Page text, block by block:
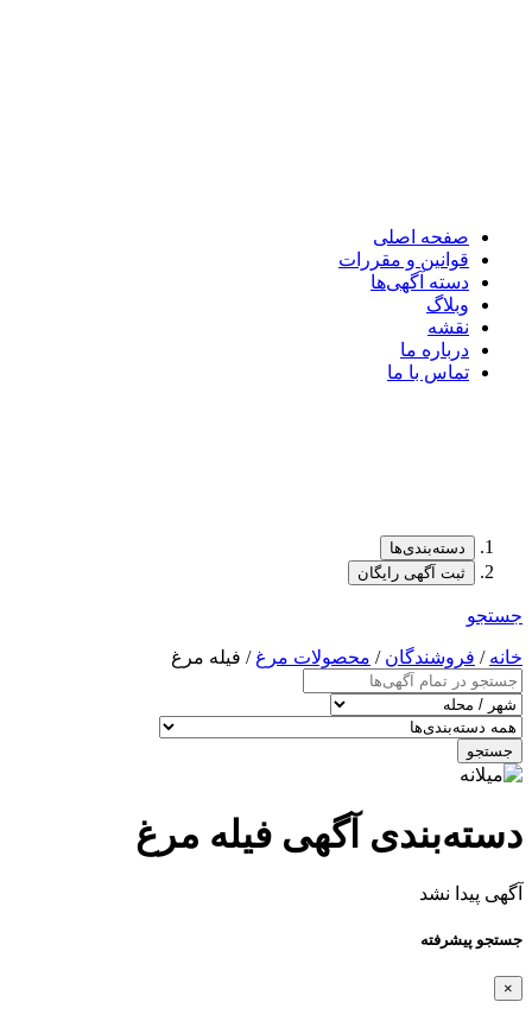
صفحه اصلی
قوانین و مقررات
دسته آگهی‌ها
وبلاگ
نقشه
درباره ما
تماس با ما
دسته‌بندی‌ها
ثبت آگهی رایگان
جستجو
خانه / فروشندگان / محصولات مرغ / فیله مرغ
جستجو
دسته‌بندی آگهی فیله مرغ
آگهی پیدا نشد
جستجو پیشرفته
×